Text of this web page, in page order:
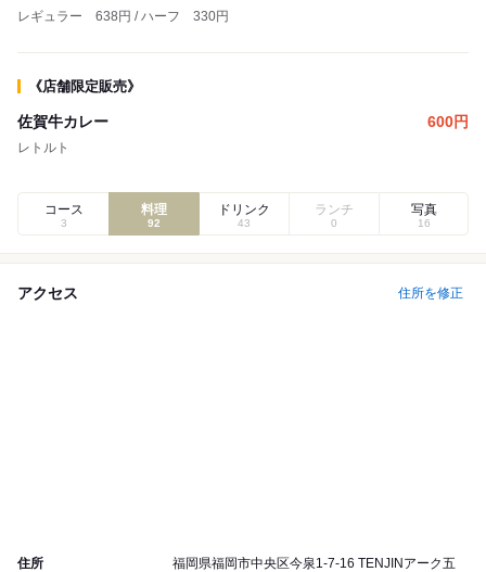
レギュラー 638円 / ハーフ 330円
《店舗限定販売》
佐賀牛カレー 600円
レトルト
コース
3
料理
92
ドリンク
43
ランチ
0
写真
16
アクセス 住所を修正
住所
福岡県福岡市中央区今泉1-7-16 TENJINアーク五